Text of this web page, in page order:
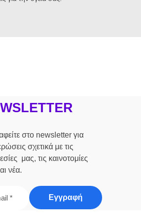
στο newsletter για
σχετικά με τις
μας, τις καινοτομίες
νέα.